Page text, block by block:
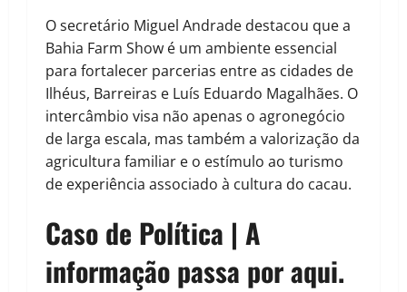
O secretário Miguel Andrade destacou que a
Bahia Farm Show é um ambiente essencial
para fortalecer parcerias entre as cidades de
Ilhéus, Barreiras e Luís Eduardo Magalhães. O
intercâmbio visa não apenas o agronegócio
de larga escala, mas também a valorização da
agricultura familiar e o estímulo ao turismo
de experiência associado à cultura do cacau.
Caso de Política | A
informação passa por aqui.